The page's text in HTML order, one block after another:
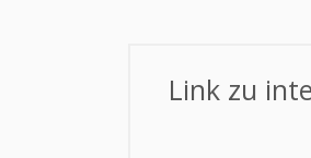
Link zu